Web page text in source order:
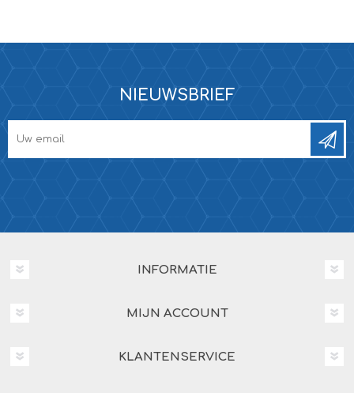
NIEUWSBRIEF
INFORMATIE
MIJN ACCOUNT
KLANTENSERVICE